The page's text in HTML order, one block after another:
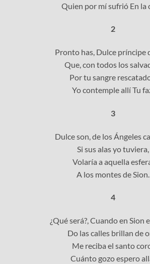
Quien por mí sufrió En la
2
Pronto has, Dulce príncipe
Que, con todos los
Por tu sangre
Yo contemple allí Tu
3
Dulce son, de los Ángeles
Si sus alas yo tuviera,
Volaría a aquella
A los montes de Sion.
4
¿Qué será?, Cuando en Sion
Do las calles brillan de
Me reciba el santo
Cuánto gozo espero